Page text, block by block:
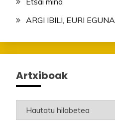
ARGI IBILI, EURI EGUNA
Artxiboak
Artxiboak